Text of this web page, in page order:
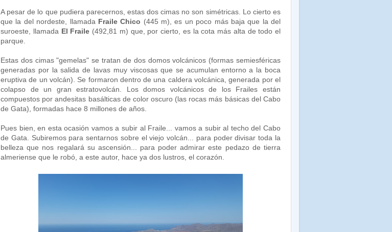
A pesar de lo que pudiera parecernos, estas dos cimas no son simétricas. Lo cierto es
que la del nordeste, llamada Fraile Chico (445 m), es un poco más baja que la del
suroeste, llamada El Fraile (492,81 m) que, por cierto, es la cota más alta de todo el
parque.
Estas dos cimas "gemelas" se tratan de dos domos volcánicos (formas semiesféricas
generadas por la salida de lavas muy viscosas que se acumulan entorno a la boca
eruptiva de un volcán). Se formaron dentro de una caldera volcánica, generada por el
colapso de un gran estratovolcán. Los domos volcánicos de los Frailes están
compuestos por andesitas basálticas de color oscuro (las rocas más básicas del Cabo
de Gata), formadas hace 8 millones de años.
Pues bien, en esta ocasión vamos a subir al Fraile... vamos a subir al techo del Cabo
de Gata. Subiremos para sentarnos sobre el viejo volcán... para poder divisar toda la
belleza que nos regalará su ascensión... para poder admirar este pedazo de tierra
almeriense que le robó, a este autor, hace ya dos lustros, el corazón.